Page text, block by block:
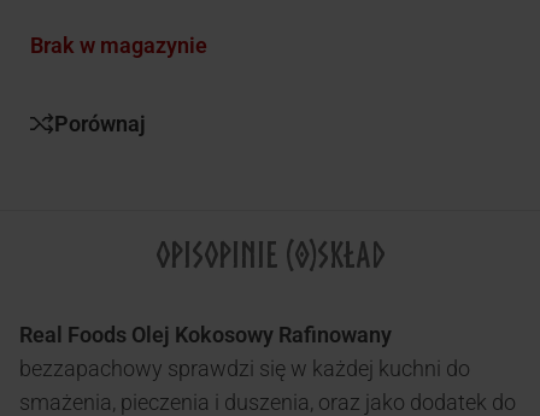
Brak w magazynie
Porównaj
OPISOPINIE (0)SKŁAD
Real Foods Olej Kokosowy Rafinowany
bezzapachowy sprawdzi się w każdej kuchni do
smażenia, pieczenia i duszenia, oraz jako dodatek do